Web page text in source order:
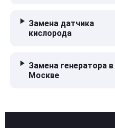
Замена датчика
кислорода
Замена генератора в
Москве